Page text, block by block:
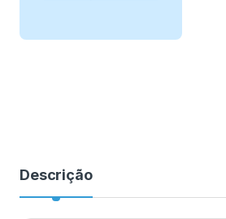
Descrição